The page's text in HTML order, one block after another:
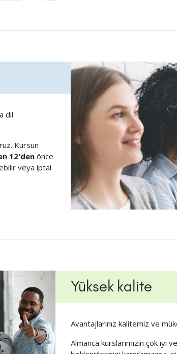
dil
Kursun
12'denönce
veya iptal
Yüksek kalite
Avantajlarınız kalitemiz ve
Almanca kurslarımızın çok iyi